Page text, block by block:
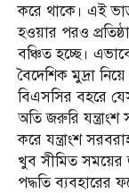
করে থাকে। এই
হওয়ার পরও
বঞ্চিত হচ্ছে।
বৈদেশিক মুদ্রা নিয়ে
বিএসসির বহরে
অতি জরুরি
করে যন্ত্রাংশ
খুব সীমিত সময়ের
পদ্ধতি ব্যবহারের